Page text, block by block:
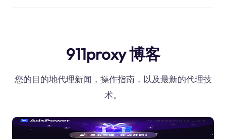
911proxy 博客
您的目的地代理新闻，操作指南，以及最新的代理技
术。